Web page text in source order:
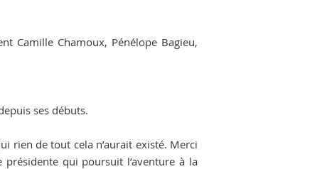
Camille Chamoux, Pénélope Bagieu,
ses débuts.
rien de tout cela n’aurait existé. Merci
présidente qui poursuit l’aventure à la